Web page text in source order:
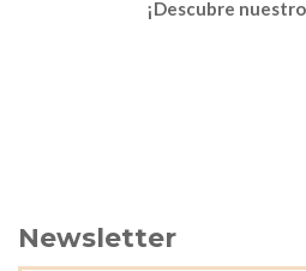
¡Descubre
Newsletter